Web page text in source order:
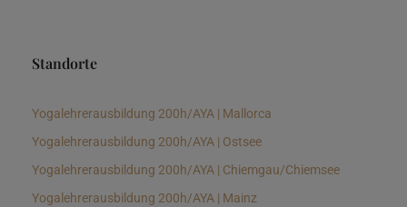
Standorte
Yogalehrerausbildung 200h/AYA | Mallorca
Yogalehrerausbildung 200h/AYA | Ostsee
Yogalehrerausbildung 200h/AYA | Chiemgau/Chiemsee
Yogalehrerausbildung 200h/AYA | Mainz